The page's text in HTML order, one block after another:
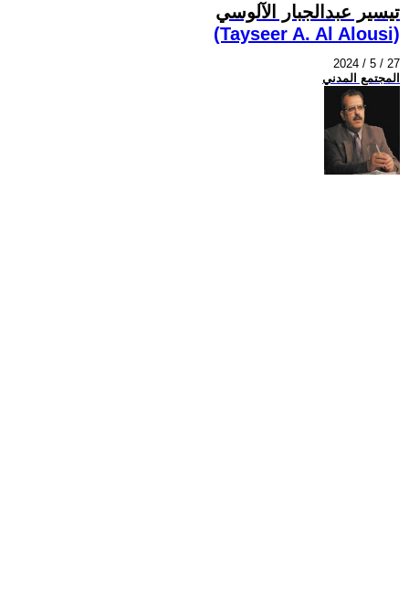
تيسير عبدالجبار الآلوسي
(Tayseer A. Al Alousi)
2024 / 5 / 27
المجتمع المدني